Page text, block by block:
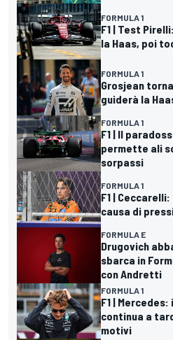
FORMULA 1
F1 | Test
la Haas, poi
FORMULA 1
Grosjean
guiderà la
FORMULA 1
F1 | Il
permette ali
sorpassi
FORMULA 1
F1 |
causa di
FORMULA E
Drugovich
sbarca in
con Andretti
FORMULA 1
F1 |
continua a
motivi